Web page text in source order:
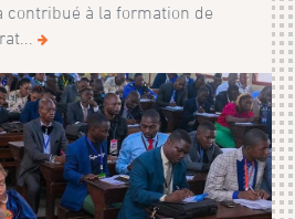
contribué à la formation de